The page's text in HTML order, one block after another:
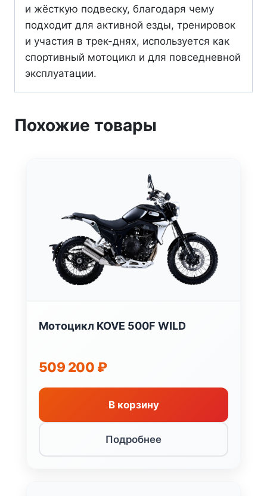
и жёсткую подвеску, благодаря чему
подходит для активной езды, тренировок
и участия в трек-днях, используется как
спортивный мотоцикл и для повседневной
эксплуатации.
Похожие товары
Мотоцикл KOVE 500F WILD
509 200 ₽
В корзину
Подробнее